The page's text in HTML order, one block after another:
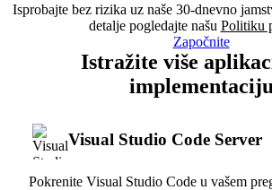
Isprobajte bez rizika uz naše 30-dnevno
detalje pogledajte našu Politiku
Započnite
Istražite više
implementaciju
Visual Studio Code Server
Pokrenite Visual Studio Code u vašem